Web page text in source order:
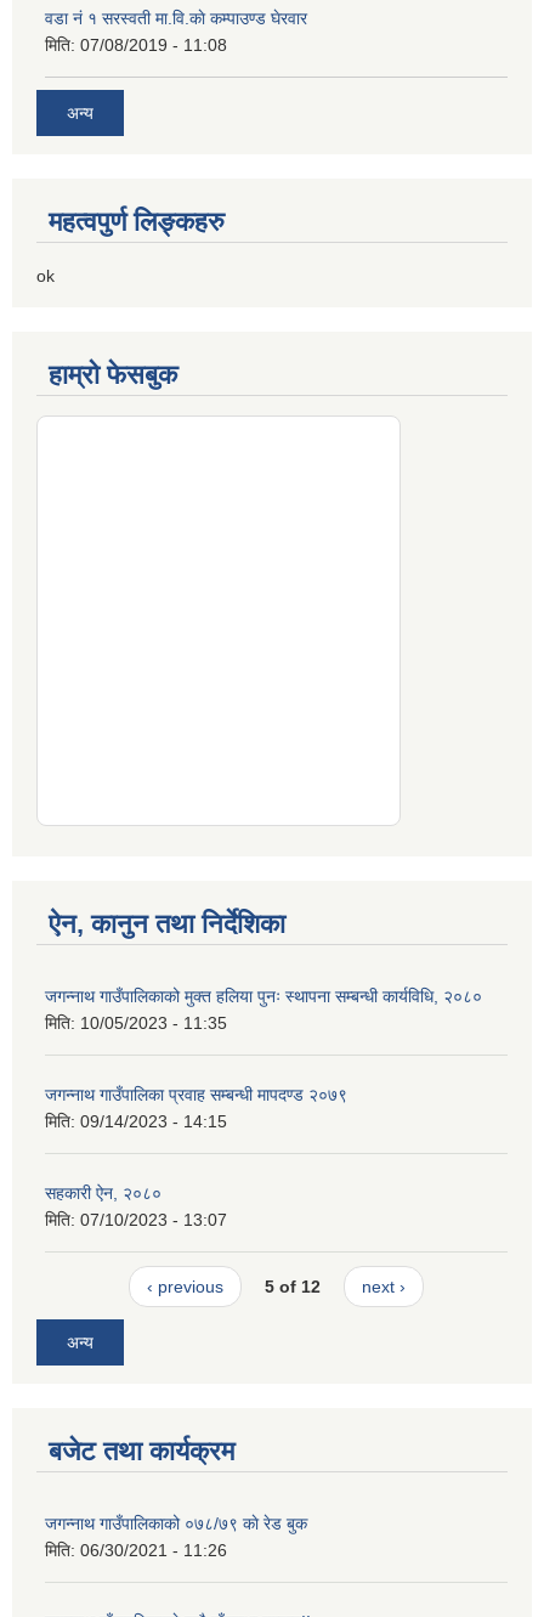
वडा नं १ सरस्वती मा.वि.काे कम्पाउण्ड घेरवार
मिति: 07/08/2019 - 11:08
अन्य
महत्वपुर्ण लिङ्कहरु
ok
हाम्रो फेसबुक
ऐन, कानुन तथा निर्देशिका
जगन्नाथ गाउँपालिकाको मुक्त हलिया पुनः स्थापना सम्बन्धी कार्यविधि, २०८०
मिति: 10/05/2023 - 11:35
जगन्नाथ गाउँपालिका प्रवाह सम्बन्धी मापदण्ड २०७९
मिति: 09/14/2023 - 14:15
सहकारी ऐन, २०८०
मिति: 07/10/2023 - 13:07
‹ previous 5 of 12 next ›
अन्य
बजेट तथा कार्यक्रम
जगन्नाथ गाउँपालिकाको ०७८/७९ काे रेड बुक
मिति: 06/30/2021 - 11:26